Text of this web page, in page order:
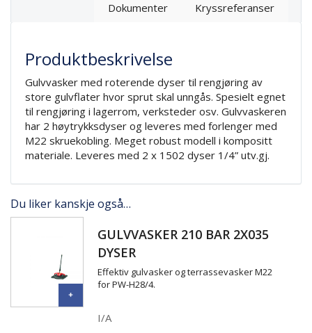
Dokumenter
Kryssreferanser
Produktbeskrivelse
Gulvvasker med roterende dyser til rengjøring av
store gulvflater hvor sprut skal unngås. Spesielt egnet
til rengjøring i lagerrom, verksteder osv. Gulvvaskeren
har 2 høytrykksdyser og leveres med forlenger med
M22 skruekobling. Meget robust modell i kompositt
materiale. Leveres med 2 x 1502 dyser 1/4” utv.gj.
Du liker kanskje også…
GULVVASKER 210 BAR 2X035
DYSER
Effektiv gulvasker og terrassevasker M22
for PW-H28/4.
I/A